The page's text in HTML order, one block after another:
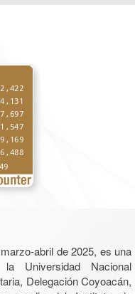
abril de 2025, es una
Universidad Nacional
Delegación Coyoacán,